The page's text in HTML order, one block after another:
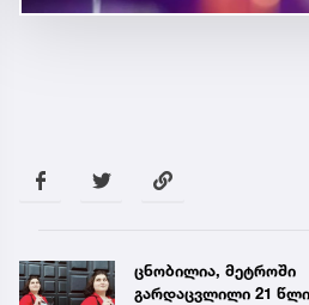
რეზონანსული საქმის
ახალი დეტალები - რა